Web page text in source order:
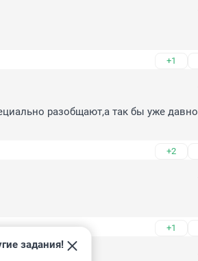
+1
разобщают,а так бы уже давно
+2
+1
задания!